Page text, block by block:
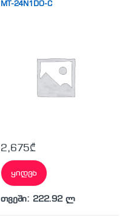
MT-24N1DO-C
2,675₾
ყიდვა
თვეში: 222.92 ლ